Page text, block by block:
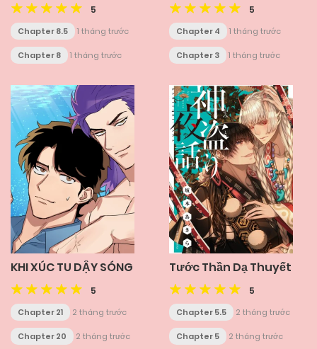
5
Chapter 8.5 1 tháng trước
Chapter 8 1 tháng trước
5
Chapter 4 1 tháng trước
Chapter 3 1 tháng trước
KHI XÚC TU DẬY SÓNG
5
Chapter 21 2 tháng trước
Chapter 20 2 tháng trước
Tước Thần Dạ Thuyết
5
Chapter 5.5 2 tháng trước
Chapter 5 2 tháng trước